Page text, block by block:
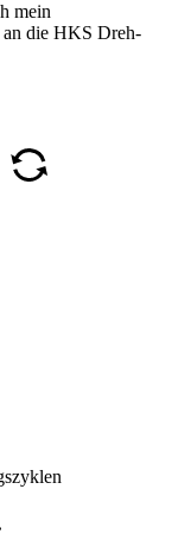
mein
an die HKS Dreh-